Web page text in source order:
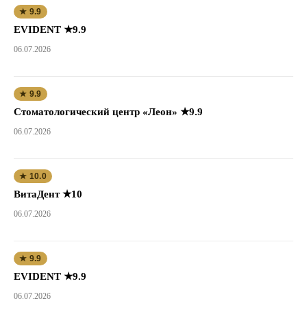
★ 9.9
EVIDENT ★9.9
06.07.2026
★ 9.9
Стоматологический центр «Леон» ★9.9
06.07.2026
★ 10.0
ВитаДент ★10
06.07.2026
★ 9.9
EVIDENT ★9.9
06.07.2026